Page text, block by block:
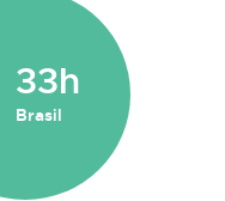
33h
Brasil